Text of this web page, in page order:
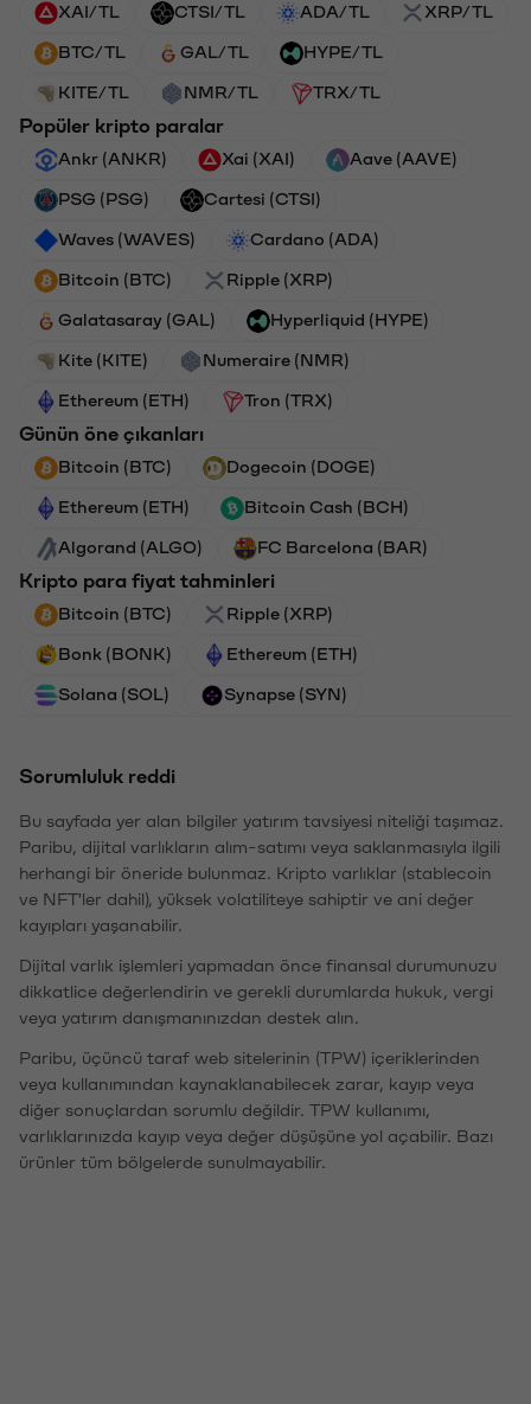
XAI/TL CTSI/TL ADA/TL XRP/TL
BTC/TL GAL/TL HYPE/TL
KITE/TL NMR/TL TRX/TL
Popüler kripto paralar
Ankr (ANKR) Xai (XAI) Aave (AAVE)
PSG (PSG) Cartesi (CTSI)
Waves (WAVES) Cardano (ADA)
Bitcoin (BTC) Ripple (XRP)
Galatasaray (GAL) Hyperliquid (HYPE)
Kite (KITE) Numeraire (NMR)
Ethereum (ETH) Tron (TRX)
Günün öne çıkanları
Bitcoin (BTC) Dogecoin (DOGE)
Ethereum (ETH) Bitcoin Cash (BCH)
Algorand (ALGO) FC Barcelona (BAR)
Kripto para fiyat tahminleri
Bitcoin (BTC) Ripple (XRP)
Bonk (BONK) Ethereum (ETH)
Solana (SOL) Synapse (SYN)
Sorumluluk reddi
Bu sayfada yer alan bilgiler yatırım tavsiyesi niteliği taşımaz.
Paribu, dijital varlıkların alım-satımı veya saklanmasıyla ilgili
herhangi bir öneride bulunmaz. Kripto varlıklar (stablecoin
ve NFT'ler dahil), yüksek volatiliteye sahiptir ve ani değer
kayıpları yaşanabilir.
Dijital varlık işlemleri yapmadan önce finansal durumunuzu
dikkatlice değerlendirin ve gerekli durumlarda hukuk, vergi
veya yatırım danışmanınızdan destek alın.
Paribu, üçüncü taraf web sitelerinin (TPW) içeriklerinden
veya kullanımından kaynaklanabilecek zarar, kayıp veya
diğer sonuçlardan sorumlu değildir. TPW kullanımı,
varlıklarınızda kayıp veya değer düşüşüne yol açabilir. Bazı
ürünler tüm bölgelerde sunulmayabilir.